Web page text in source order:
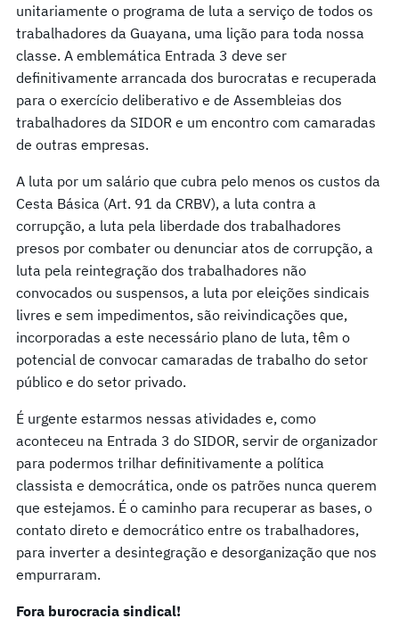
unitariamente o programa de luta a serviço de todos os
trabalhadores da Guayana, uma lição para toda nossa
classe. A emblemática Entrada 3 deve ser
definitivamente arrancada dos burocratas e recuperada
para o exercício deliberativo e de Assembleias dos
trabalhadores da SIDOR e um encontro com camaradas
de outras empresas.
A luta por um salário que cubra pelo menos os custos da
Cesta Básica (Art. 91 da CRBV), a luta contra a
corrupção, a luta pela liberdade dos trabalhadores
presos por combater ou denunciar atos de corrupção, a
luta pela reintegração dos trabalhadores não
convocados ou suspensos, a luta por eleições sindicais
livres e sem impedimentos, são reivindicações que,
incorporadas a este necessário plano de luta, têm o
potencial de convocar camaradas de trabalho do setor
público e do setor privado.
É urgente estarmos nessas atividades e, como
aconteceu na Entrada 3 do SIDOR, servir de organizador
para podermos trilhar definitivamente a política
classista e democrática, onde os patrões nunca querem
que estejamos. É o caminho para recuperar as bases, o
contato direto e democrático entre os trabalhadores,
para inverter a desintegração e desorganização que nos
empurraram.
Fora burocracia sindical!